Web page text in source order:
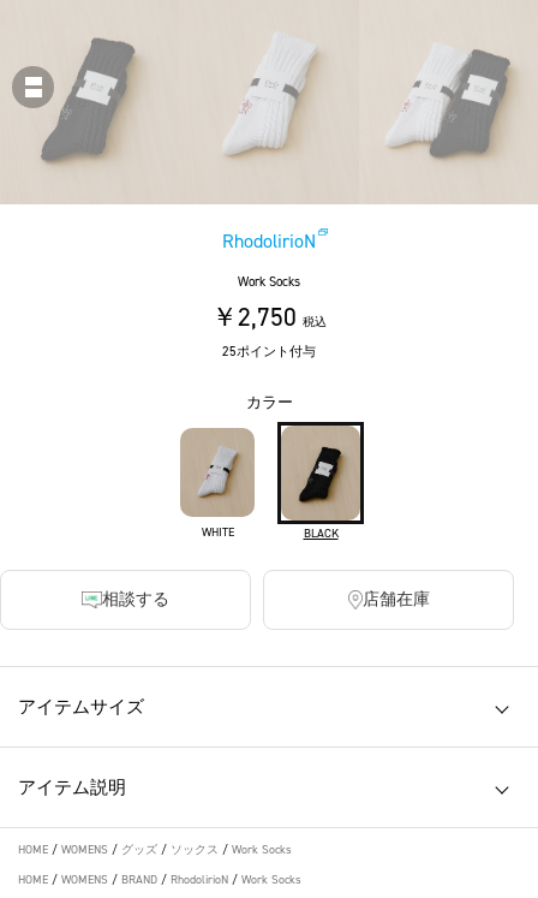
RhodolirioN
Work Socks
￥2,750 税込
25ポイント付与
カラー
WHITE BLACK
相談する 店舗在庫
アイテムサイズ
アイテム説明
HOME / WOMENS / グッズ / ソックス / Work Socks
HOME / WOMENS / BRAND / RhodolirioN / Work Socks